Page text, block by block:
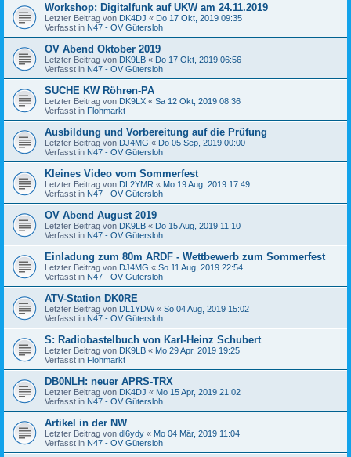
Workshop: Digitalfunk auf UKW am 24.11.2019
Letzter Beitrag von DK4DJ « Do 17 Okt, 2019 09:35
Verfasst in N47 - OV Gütersloh
OV Abend Oktober 2019
Letzter Beitrag von DK9LB « Do 17 Okt, 2019 06:56
Verfasst in N47 - OV Gütersloh
SUCHE KW Röhren-PA
Letzter Beitrag von DK9LX « Sa 12 Okt, 2019 08:36
Verfasst in Flohmarkt
Ausbildung und Vorbereitung auf die Prüfung
Letzter Beitrag von DJ4MG « Do 05 Sep, 2019 00:00
Verfasst in N47 - OV Gütersloh
Kleines Video vom Sommerfest
Letzter Beitrag von DL2YMR « Mo 19 Aug, 2019 17:49
Verfasst in N47 - OV Gütersloh
OV Abend August 2019
Letzter Beitrag von DK9LB « Do 15 Aug, 2019 11:10
Verfasst in N47 - OV Gütersloh
Einladung zum 80m ARDF - Wettbewerb zum Sommerfest
Letzter Beitrag von DJ4MG « So 11 Aug, 2019 22:54
Verfasst in N47 - OV Gütersloh
ATV-Station DK0RE
Letzter Beitrag von DL1YDW« So 04 Aug, 2019 15:02
Verfasst in N47 - OV Gütersloh
S: Radiobastelbuch von Karl-Heinz Schubert
Letzter Beitrag von DK9LB « Mo 29 Apr, 2019 19:25
Verfasst in Flohmarkt
DB0NLH: neuer APRS-TRX
Letzter Beitrag von DK4DJ « Mo 15 Apr, 2019 21:02
Verfasst in N47 - OV Gütersloh
Artikel in der NW
Letzter Beitrag von dl6ydy « Mo 04 Mär, 2019 11:04
Verfasst in N47 - OV Gütersloh